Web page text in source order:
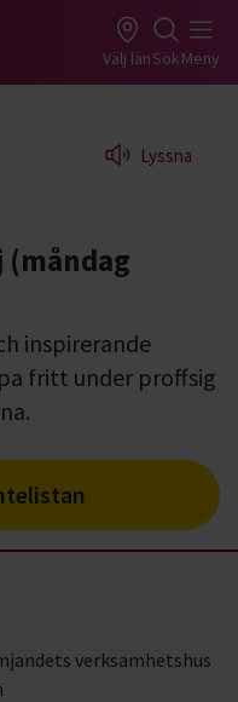
Välj länSökMeny
Lyssna
(måndag
inspirerande
fritt under proffsig
verksamhetshus